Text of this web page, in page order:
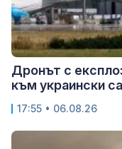
Дронът с
към украински
17:55 • 06.08.26